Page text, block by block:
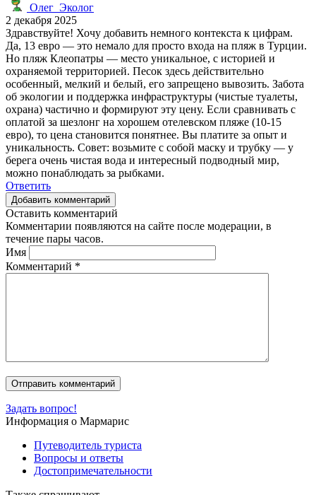
Олег_Эколог
2 декабря 2025
Здравствуйте! Хочу добавить немного контекста к цифрам.
Да, 13 евро — это немало для просто входа на пляж в Турции.
Но пляж Клеопатры — место уникальное, с историей и
охраняемой территорией. Песок здесь действительно
особенный, мелкий и белый, его запрещено вывозить. Забота
об экологии и поддержка инфраструктуры (чистые туалеты,
охрана) частично и формируют эту цену. Если сравнивать с
оплатой за шезлонг на хорошем отелевском пляже (10-15
евро), то цена становится понятнее. Вы платите за опыт и
уникальность. Совет: возьмите с собой маску и трубку — у
берега очень чистая вода и интересный подводный мир,
можно понаблюдать за рыбками.
Ответить
Добавить комментарий
Оставить комментарий
Комментарии появляются на сайте после модерации, в
течение пары часов.
Имя
Комментарий *
Задать вопрос!
Информация о Мармарис
Путеводитель туриста
Вопросы и ответы
Достопримечательности